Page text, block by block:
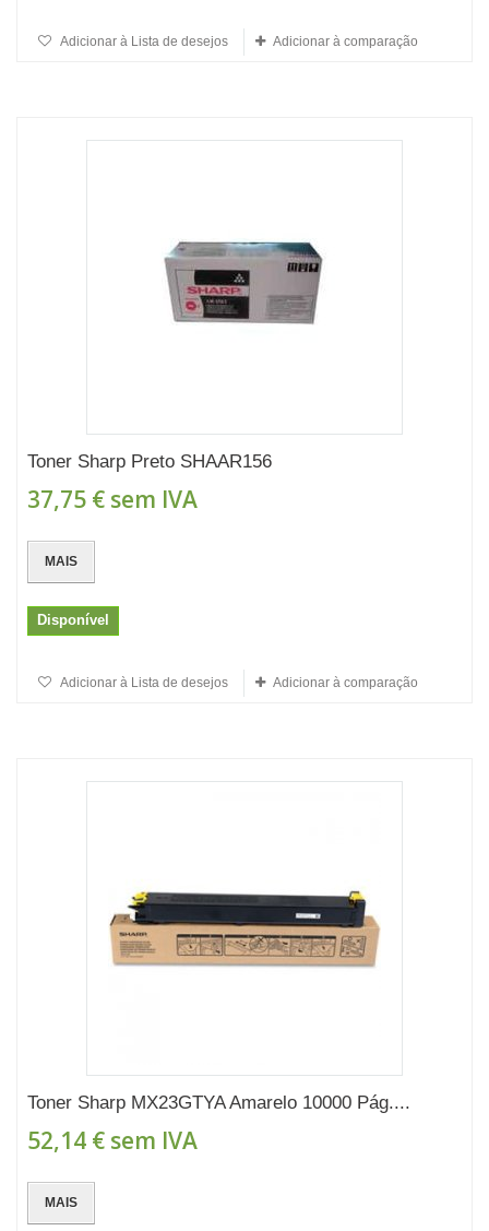
Adicionar à Lista de desejos Adicionar à comparação
Toner Sharp Preto SHAAR156
37,75 € sem IVA
MAIS
Disponível
Adicionar à Lista de desejos Adicionar à comparação
Toner Sharp MX23GTYA Amarelo 10000 Pág....
52,14 € sem IVA
MAIS